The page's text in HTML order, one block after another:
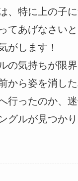
、特に上の子
てあげなさい
がします！
の気持ちが限
から姿を消し
行ったのか、
グルが見つかり